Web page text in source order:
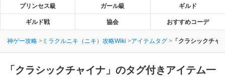
プリンセス級 ガール級 ギルド
ギルド戦 協会 おすすめコーデ
神ゲー攻略 ミラクルニキ（ニキ）攻略Wiki アイテムタグ 「クラシックチャ
「クラシックチャイナ」のタグ付きアイテム一